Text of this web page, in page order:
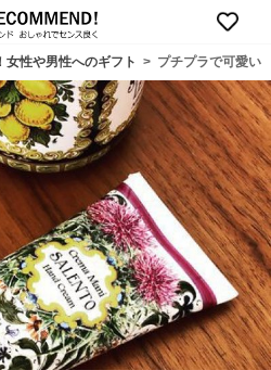
女性や男性へのギフト > プチプラで可愛い